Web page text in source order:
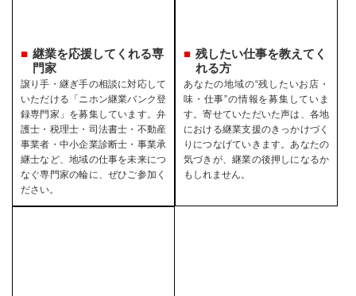
継業を応援してくれる専
門家
譲り手・継ぎ手の相談に対応して
いただける「ニホン継業バンク登
録専門家」を募集しています。弁
護士・税理士・司法書士・不動産
事業者・中小企業診断士・事業承
継士など、地域の仕事を未来につ
なぐ専門家の輪に、ぜひご参加く
ださい。
残したい仕事を教えてく
れる方
あなたの地域の“残したいお店・
味・仕事”の情報を募集していま
す。寄せていただいた声は、各地
における継業支援のきっかけづく
りにつなげていきます。あなたの
気づきが、継業の後押しになるか
もしれません。